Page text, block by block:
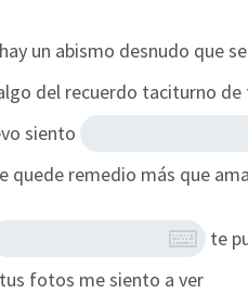
un abismo desnudo que
del recuerdo taciturno de
siento
quede remedio más que
te
fotos me siento a ver